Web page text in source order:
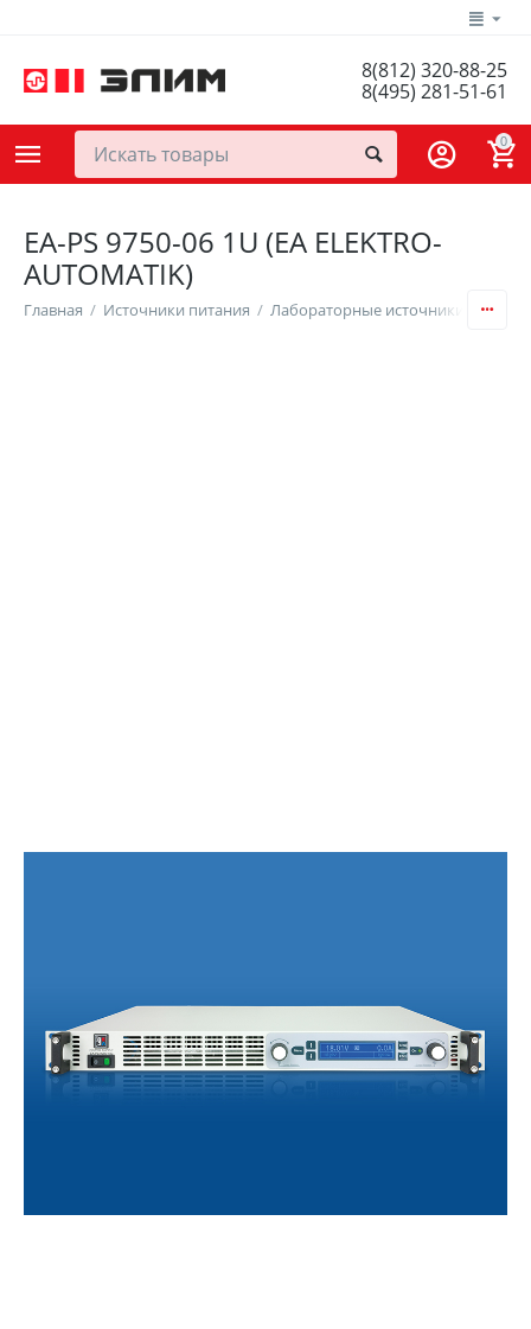
8(812) 320-88-25
8(495) 281-51-61
0
EA-PS 9750-06 1U (EA ELEKTRO-
AUTOMATIK)
Главная / Источники питания / Лабораторные источники питания